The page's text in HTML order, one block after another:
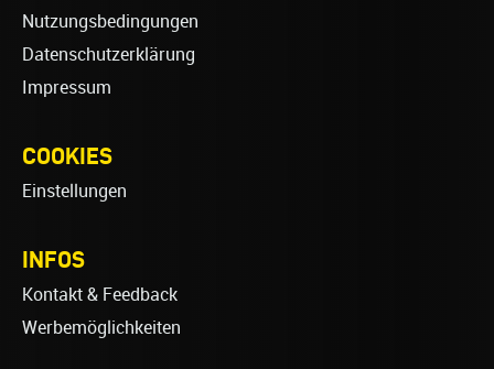
Nutzungsbedingungen
Datenschutzerklärung
Impressum
COOKIES
Einstellungen
INFOS
Kontakt & Feedback
Werbemöglichkeiten